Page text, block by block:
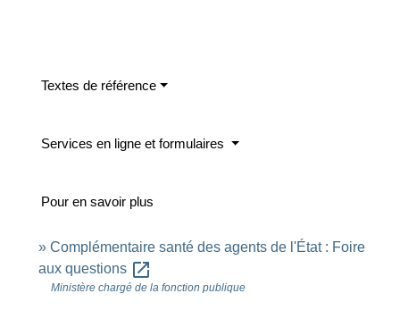
Textes de référence
Services en ligne et formulaires
Pour en savoir plus
Complémentaire santé des agents de l'État : Foire
aux questions open_in_new
Ministère chargé de la fonction publique